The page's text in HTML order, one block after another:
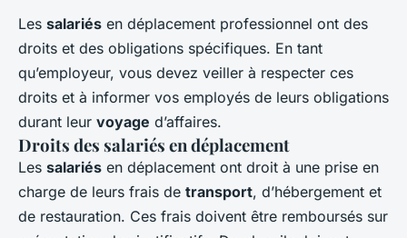
Les salariés en déplacement professionnel ont des
droits et des obligations spécifiques. En tant
qu’employeur, vous devez veiller à respecter ces
droits et à informer vos employés de leurs obligations
durant leur voyage d’affaires.
Droits des salariés en déplacement
Les salariés en déplacement ont droit à une prise en
charge de leurs frais de transport, d’hébergement et
de restauration. Ces frais doivent être remboursés sur